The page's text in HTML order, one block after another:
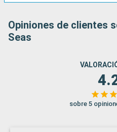
Opiniones de clientes
Seas
sobre 5